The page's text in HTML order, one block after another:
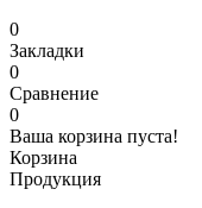
0
Закладки
0
Сравнение
0
Ваша корзина пуста!
Корзина
Продукция